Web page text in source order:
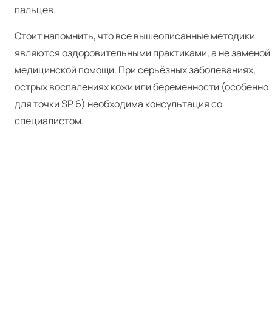
пальцев.
Стоит напомнить, что все вышеописанные методики
являются оздоровительными практиками, а не заменой
медицинской помощи. При серьёзных заболеваниях,
острых воспалениях кожи или беременности (особенно
для точки SP 6) необходима консультация со
специалистом.